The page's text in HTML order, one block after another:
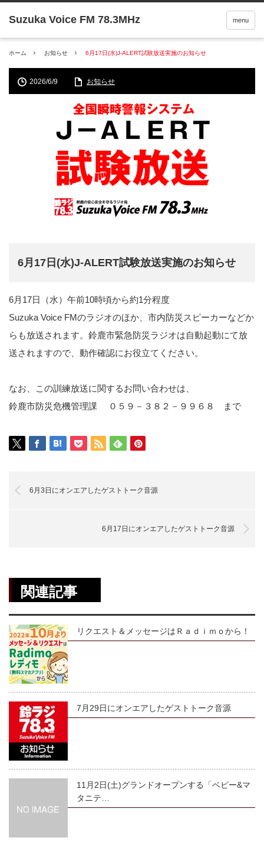
menu
ホーム お知らせ 6月17日(水)J-ALERT試験放送実施のお知らせ
2026/6/9 お知らせ
6月17日(水)J-ALERT試験放送実施のお知らせ
6月17日（水）午前10時頃から約1分程度
Suzuka Voice FMのラジオのほか、市内防災スピーカーなどか
らも放送されます。鈴鹿市緊急防災ラジオは自動起動にて放
送されますので、動作確認にお役立てください。
なお、この訓練放送に関するお問い合わせは、
鈴鹿市防災危機管理課 ０５９－３８２－９９６８ まで
6月3日にオンエアしたゲストトーク音源
6月17日にオンエアしたゲストトーク音源
関連記事
リクエスト＆メッセージはＲａｄｉｍｏから！
7月29日にオンエアしたゲストトーク音源
11月2日(土)グランドオープンする「ベビー&マ
タニテ…